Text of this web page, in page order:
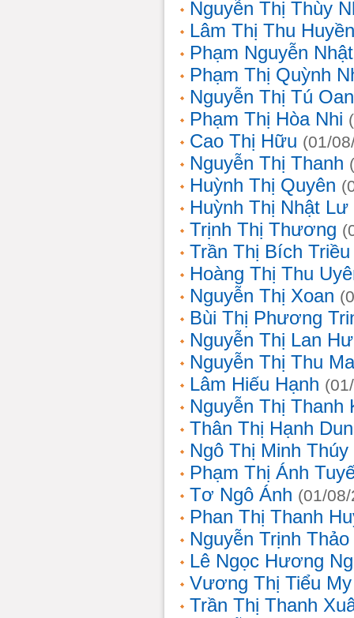
Nguyễn Thị Thùy
Lâm Thị Thu Huyền
Phạm Nguyễn
Phạm Thị Quỳnh
Nguyễn Thị Tú
Phạm Thị Hòa Nhi
Cao Thị Hữu (01/
Nguyễn Thị Thanh
Huỳnh Thị Quyên
Huỳnh Thị Nhật Lư
Trịnh Thị Thương
Trần Thị Bích Triều
Hoàng Thị Thu
Nguyễn Thị Xoan
Bùi Thị Phương
Nguyễn Thị Lan
Nguyễn Thị Thu
Lâm Hiếu Hạnh
Nguyễn Thị Thanh
Thân Thị Hạnh
Ngô Thị Minh Thúy
Phạm Thị Ánh
Tơ Ngô Ánh (01/
Phan Thị Thanh
Nguyễn Trịnh
Lê Ngọc Hương
Vương Thị Tiểu My
Trần Thị Thanh